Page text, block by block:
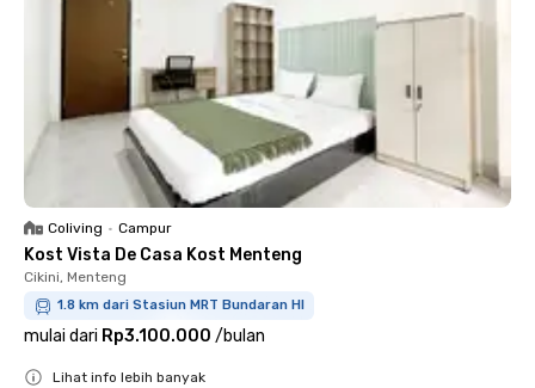
Coliving • Campur
Kost Vista De Casa Kost Menteng
Cikini, Menteng
1.8 km dari Stasiun MRT Bundaran HI
mulai dari Rp3.100.000 /bulan
Lihat info lebih banyak